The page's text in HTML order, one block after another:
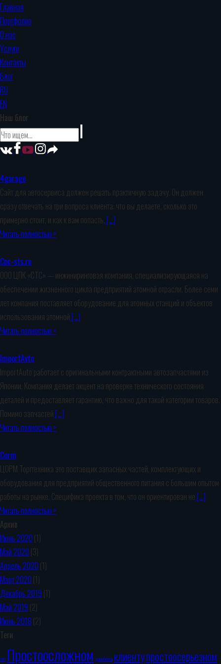
Главная
Портфолио
О нас
Услуги
Контакты
Блог
RU
EN
Наш блог
4garage
Сайт для автосервиса должен решать практичную задачу. Он должен
сразу отвечать на три вопроса клиента: что вы делаете, сколько это
примерно стоит, и как к вам попасть.[…]
Читать полностью >
Cpc-sts.ru
ООО ЦПК «СТС» — инжиниринговая компания, специализирующаяся на
обеспечении жизненного цикла предприятий атомной отрасли. Более семи
лет компания поставляет оборудование для атомных станций и объектов
использования атомной[…]
Читать полностью >
ImportAvto
ImportAuto работает с оригинальными контрактными автозапчастями из
Японии. Компания делает акцент на проверке технического состояния
деталей и предоставляет гарантию, что важно для такой категории товаров.
Помимо запчастей[…]
Читать полностью >
Corm
ЦОРМ Торгтехника это поставщик запасных частей, комплектующих и
оборудования для предприятий общественного питания с большим опытом
работы на рынке. Специфика проекта в том, что он ориентирован не[…]
Читать полностью >
Архив
Июнь 2020 (1)
Май 2020 (3)
Апрель 2020 (1)
Март 2020 (1)
Декабрь 2019 (1)
Май 2019 (2)
Июнь 2018 (2)
Теги
seo Простоосложном доработка клиентупростоосерьезном